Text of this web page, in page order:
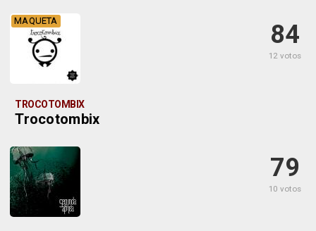
84
12 votos
MAQUETA
TROCOTOMBIX
Trocotombix
79
10 votos